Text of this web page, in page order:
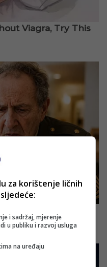
za korištenje ličnih
i sadržaj, mjerenje
u publiku i razvoj usluga
na uređaju